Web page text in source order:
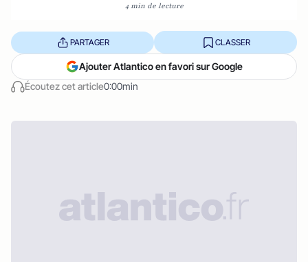
4 min de lecture
Écoutez cet article0:00min
PARTAGER CLASSER
Ajouter Atlantico en favori sur Google